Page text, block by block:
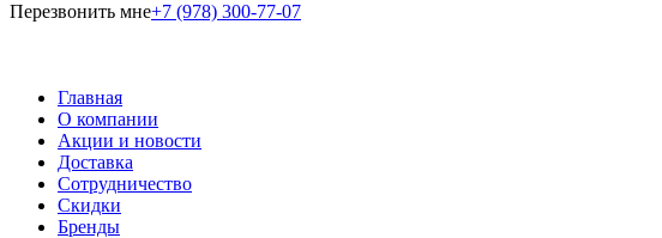
Перезвонить мне+7 (978) 300-77-07
Главная
О компании
Акции и новости
Доставка
Сотрудничество
Скидки
Бренды